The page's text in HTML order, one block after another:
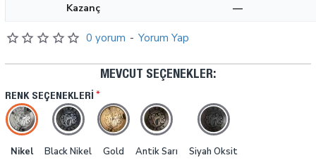
0 yorum - Yorum Yap
MEVCUT SEÇENEKLER:
RENK SEÇENEKLERI
Nikel Black Nikel Gold Antik Sarı Siyah Oksit
Kazanç
—